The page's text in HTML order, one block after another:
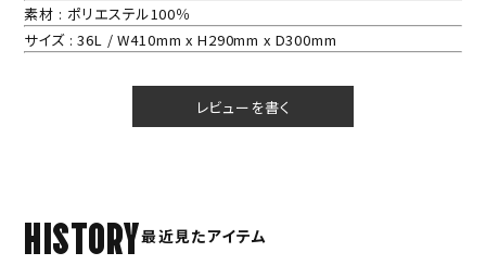
素材 : ポリエステル100％
サイズ : 36L / W410mm x H290mm x D300mm
レビューを書く
HISTORY最近見たアイテム